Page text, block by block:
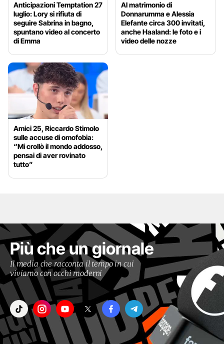
Anticipazioni Temptation 27
luglio: Lory si rifiuta di
seguire Sabrina in bagno,
spuntano video al concerto
di Emma
Al matrimonio di
Donnarumma e Alessia
Elefante circa 300 invitati,
anche Haaland: le foto e i
video delle nozze
Amici 25, Riccardo Stimolo
sulle accuse di omofobia:
“Mi crollò il mondo addosso,
pensai di aver rovinato
tutto”
Più che un giornale
Il media che racconta il tempo in cui
viviamo con occhi moderni